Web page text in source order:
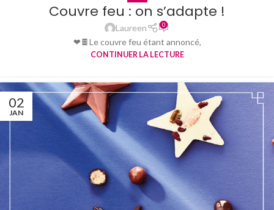
Couvre feu : on s’adapte !
Laureen 0
❤🍫Le couvre feu étant annoncé,
CONTINUER LA LECTURE
02
JAN